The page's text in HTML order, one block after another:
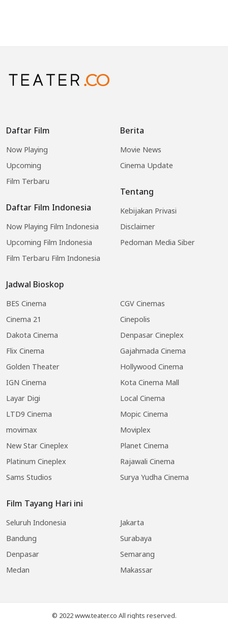
Daftar Film
Now Playing
Upcoming
Film Terbaru
Daftar Film Indonesia
Now Playing Film Indonesia
Upcoming Film Indonesia
Film Terbaru Film Indonesia
Jadwal Bioskop
BES Cinema
CGV Cinemas
Cinema 21
Cinepolis
Dakota Cinema
Denpasar Cineplex
Flix Cinema
Gajahmada Cinema
Golden Theater
Hollywood Cinema
IGN Cinema
Kota Cinema Mall
Layar Digi
Local Cinema
LTD9 Cinema
Mopic Cinema
movimax
Moviplex
New Star Cineplex
Planet Cinema
Platinum Cineplex
Rajawali Cinema
Sams Studios
Surya Yudha Cinema
Film Tayang Hari ini
Seluruh Indonesia
Jakarta
Bandung
Surabaya
Denpasar
Semarang
Medan
Makassar
Berita
Movie News
Cinema Update
Tentang
Kebijakan Privasi
Disclaimer
Pedoman Media Siber
© 2022 www.teater.co All rights reserved.